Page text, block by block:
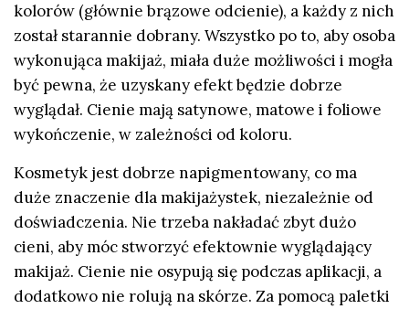
kolorów (głównie brązowe odcienie), a każdy z nich
został starannie dobrany. Wszystko po to, aby osoba
wykonująca makijaż, miała duże możliwości i mogła
być pewna, że uzyskany efekt będzie dobrze
wyglądał. Cienie mają satynowe, matowe i foliowe
wykończenie, w zależności od koloru.
Kosmetyk jest dobrze napigmentowany, co ma
duże znaczenie dla makijażystek, niezależnie od
doświadczenia. Nie trzeba nakładać zbyt dużo
cieni, aby móc stworzyć efektownie wyglądający
makijaż. Cienie nie osypują się podczas aplikacji, a
dodatkowo nie rolują na skórze. Za pomocą paletki